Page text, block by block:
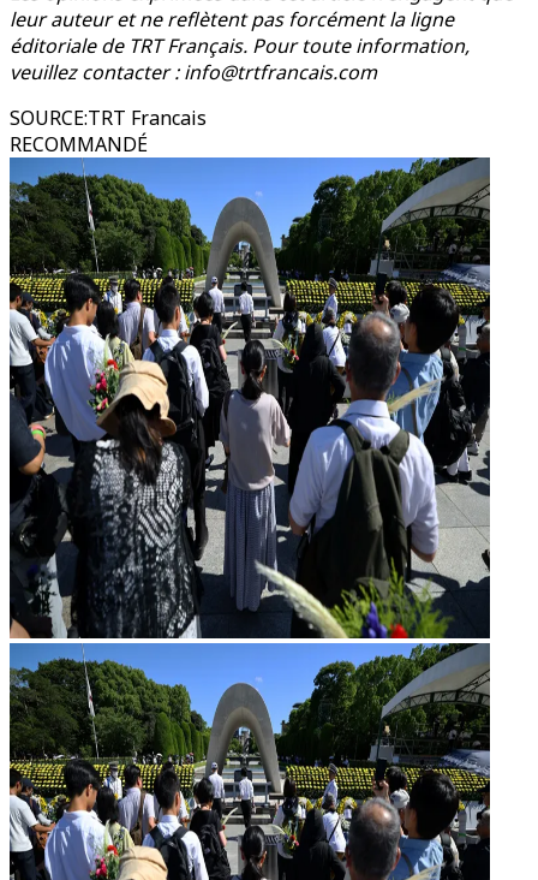
leur auteur et ne reflètent pas forcément la ligne
éditoriale de TRT Français. Pour toute information,
veuillez contacter : info@trtfrancais.com
SOURCE:TRT Francais
RECOMMANDÉ